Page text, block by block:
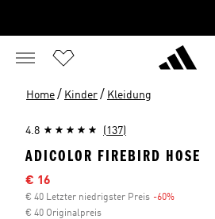
Home / Kinder / Kleidung
4.8 (137)
ADICOLOR FIREBIRD HOSE
Sale-Preis
€ 16
€ 40 Letzter niedrigster Preis -60%
€ 40 Originalpreis